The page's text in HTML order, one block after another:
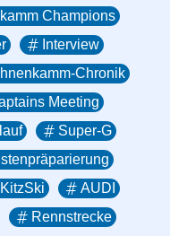
Champions
Interview
Chronik
Meeting
Super-G
KitzSki
AUDI
Rennstrecke